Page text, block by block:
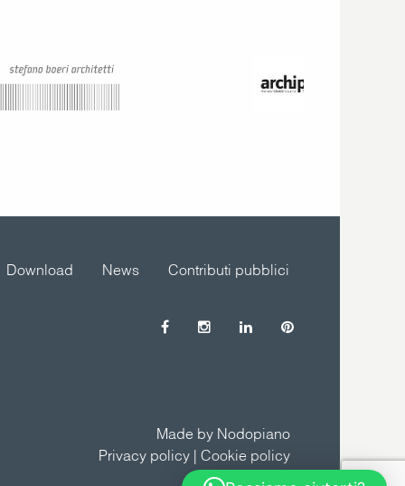
Contributi pubblici
News
Download
Made by Nodopiano
Privacy policy| Cookie policy